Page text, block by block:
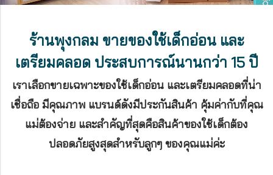
ร้านพุงกลม ขายของใช้เด็กอ่อน และ
เตรียมคลอด ประสบการณ์นานกว่า 15 ปี
เราเลือกขายเฉพาะของใช้เด็กอ่อน และเตรียมคลอดที่น่า
เชื่อถือ มีคุณภาพ แบรนด์ดังมีประกันสินค้า คุ้มค่ากับที่คุณ
แม่ต้องจ่าย และสำคัญที่สุดคือสินค้าของใช้เด็กต้อง
ปลอดภัยสูงสุดสำหรับลูกๆ ของคุณแม่ค่ะ